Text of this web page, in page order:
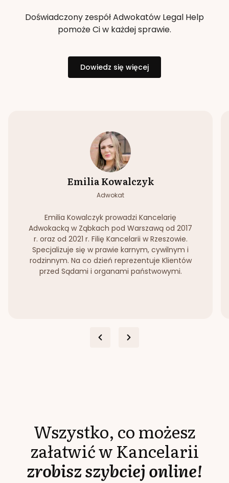
Doświadczony zespół Adwokatów Legal Help
pomoże Ci w każdej sprawie.
Dowiedz się więcej
Emilia Kowalczyk
Adwokat
Emilia Kowalczyk prowadzi Kancelarię
Adwokacką w Ząbkach pod Warszawą od 2017
r. oraz od 2021 r. Filię Kancelarii w Rzeszowie.
Specjalizuje się w prawie karnym, cywilnym i
rodzinnym. Na co dzień reprezentuje Klientów
przed Sądami i organami państwowymi.
Wszystko, co możesz
załatwić w Kancelarii
zrobisz szybciej online!